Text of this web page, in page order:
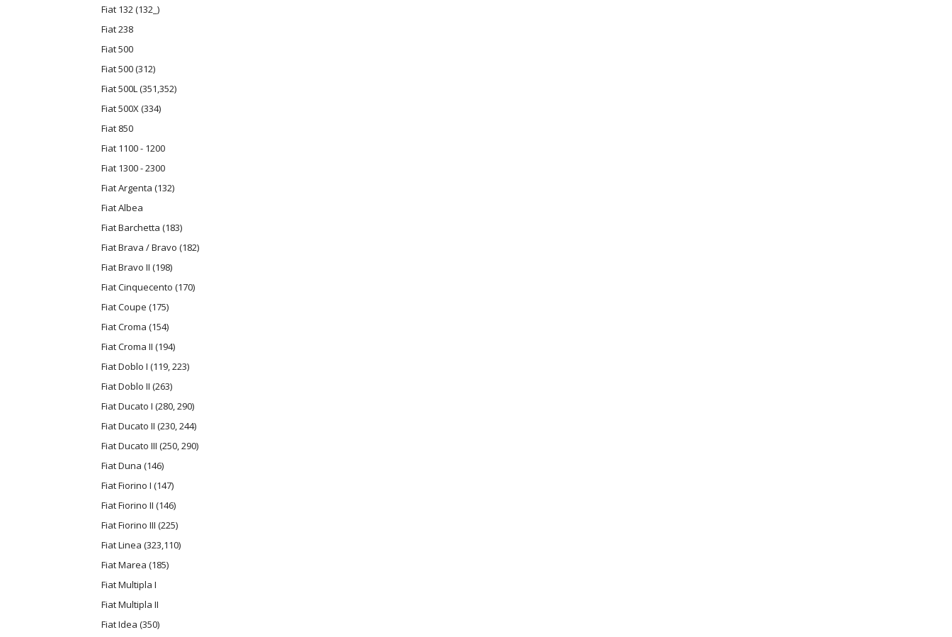
Fiat 132 (132_)
Fiat 238
Fiat 500
Fiat 500 (312)
Fiat 500L (351,352)
Fiat 500X (334)
Fiat 850
Fiat 1100 - 1200
Fiat 1300 - 2300
Fiat Argenta (132)
Fiat Albea
Fiat Barchetta (183)
Fiat Brava / Bravo (182)
Fiat Bravo II (198)
Fiat Cinquecento (170)
Fiat Coupe (175)
Fiat Croma (154)
Fiat Croma II (194)
Fiat Doblo I (119, 223)
Fiat Doblo II (263)
Fiat Ducato I (280, 290)
Fiat Ducato II (230, 244)
Fiat Ducato III (250, 290)
Fiat Duna (146)
Fiat Fiorino I (147)
Fiat Fiorino II (146)
Fiat Fiorino III (225)
Fiat Linea (323,110)
Fiat Marea (185)
Fiat Multipla I
Fiat Multipla II
Fiat Idea (350)